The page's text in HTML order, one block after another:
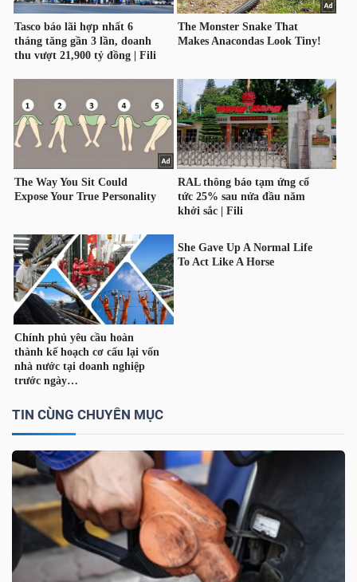
TIN CÙNG CHUYÊN MỤC
CHÍNH
NGHỆ
THÔNG
TIN
DỊCH
TRUYỀN
TIỆN